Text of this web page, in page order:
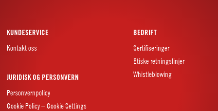
KUNDESERVICE
Kontakt oss
BEDRIFT
Sertifiseringer
Etiske retningslinjer
Whistleblowing
JURIDISK OG PERSONVERN
Personvernpolicy
Cookie Policy – Cookie Settings